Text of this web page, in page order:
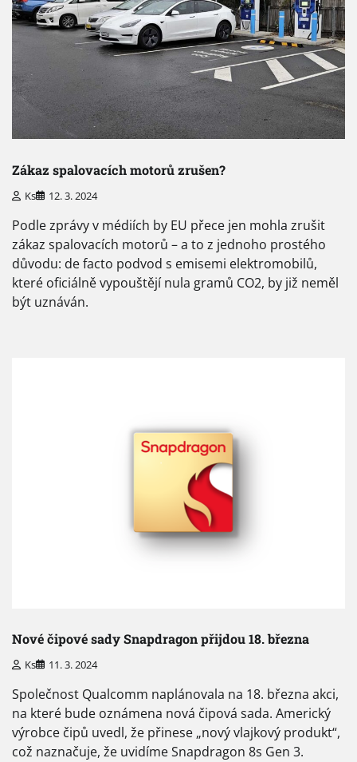
Zákaz spalovacích motorů zrušen?
Ks 12. 3. 2024
Podle zprávy v médiích by EU přece jen mohla zrušit
zákaz spalovacích motorů – a to z jednoho prostého
důvodu: de facto podvod s emisemi elektromobilů,
které oficiálně vypouštějí nula gramů CO2, by již neměl
být uznáván.
Nové čipové sady Snapdragon přijdou 18. března
Ks 11. 3. 2024
Společnost Qualcomm naplánovala na 18. března akci,
na které bude oznámena nová čipová sada. Americký
výrobce čipů uvedl, že přinese „nový vlajkový produkt“,
což naznačuje, že uvidíme Snapdragon 8s Gen 3.